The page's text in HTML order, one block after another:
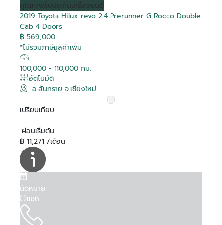
คุณภาพรับประกันเครื่องยนต์
2019 Toyota Hilux revo 2.4 Prerunner G Rocco Double
Cab 4 Doors
฿ 569,000
*ไม่รวมภาษีมูลค่าเพิ่ม
100,000 - 110,000 กม.
อัตโนมัติ
อ.สันทราย จ.เชียงใหม่
เปรียบเทียบ
ผ่อนเริ่มต้น
฿ 11,271 /เดือน
นัดหมาย
แชท